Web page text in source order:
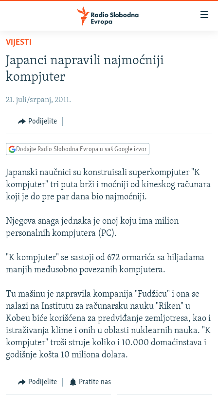
Pređite
glavni
sadržaj
na
navigaciju
Pređite
na
BOSNA I HERCEGOVINA
SRBIJA
KOSOVO
CRNA GORA
VIDEO
FOTOGALERIJE
INFOGRAFIKE
PODCASTI
RAT U UKRAJINI
KINA NA BALKANU
ISPRIČAJ MI
SPECIJALI RSE
GENOCID U SREBRENICI
POPLAVE I KLIZIŠTA U BIH 2024.
TV LIBERTY
POST SCRIPTUM
TRI DECENIJE OD RATA U BIH
Sve RFE/RL stranice
VIJESTI
Japanci napravili najmoćniji
kompjuter
21. juli/srpanj, 2011.
Podijelite
Dodajte Radio Slobodna Evropa u vaš Google izvor
Japanski naučnici su konstruisali superkompjuter "K
kompjuter" tri puta brži i moćniji od kineskog računara
koji je do pre par dana bio najmoćniji.
Njegova snaga jednaka je onoj koju ima milion
personalnih kompjutera (PC).
"K kompjuter" se sastoji od 672 ormarića sa hiljadama
manjih međusobno povezanih kompjutera.
Tu mašinu je napravila kompanija "Fudžicu" i ona se
nalazi na Institutu za računarsku nauku "Riken" u
Kobeu biće korišćena za predviđanje zemljotresa, kao i
istraživanja klime i onih u oblasti nuklearnih nauka. "K
kompjuter" troši struje koliko i 10.000 domaćinstava i
godišnje košta 10 miliona dolara.
Podijelite Pratite nas